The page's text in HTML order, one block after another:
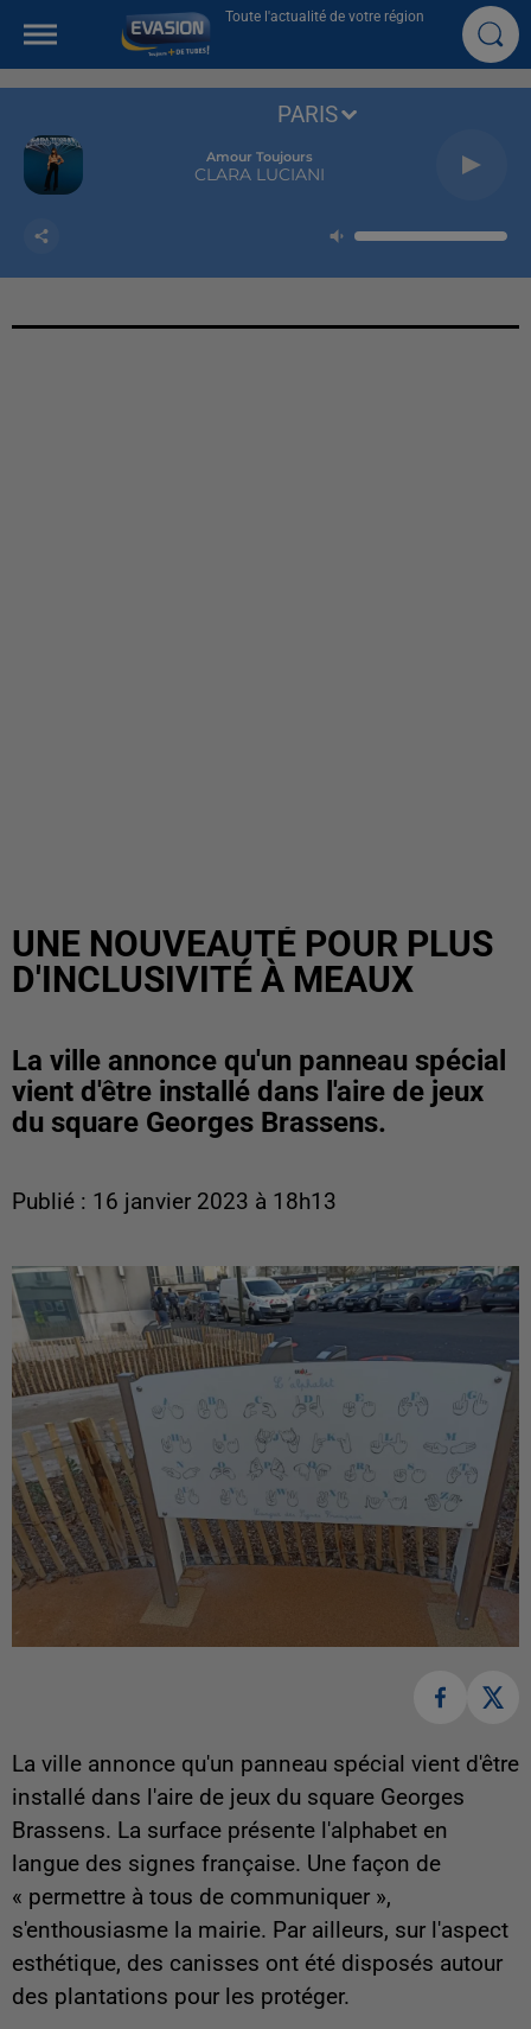
Toute l'actualité de votre région
Amour Toujours
CLARA LUCIANI
PARIS
UNE NOUVEAUTÉ POUR PLUS
D'INCLUSIVITÉ À MEAUX
La ville annonce qu'un panneau spécial
vient d'être installé dans l'aire de jeux
du square Georges Brassens.
Publié : 16 janvier 2023 à 18h13
La ville annonce qu'un panneau spécial vient d'être
installé dans l'aire de jeux du square Georges
Brassens. La surface présente l'alphabet en
langue des signes française. Une façon de
« permettre à tous de communiquer »,
s'enthousiasme la mairie. Par ailleurs, sur l'aspect
esthétique, des canisses ont été disposés autour
des plantations pour les protéger.